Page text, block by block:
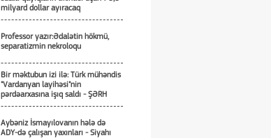
milyard dollar ayıracaq
Professor yazır:Ədalətin hökmü,
separatizmin nekroloqu
Bir məktubun izi ilə: Türk mühəndis
"Vardanyan layihəsi"nin
pərdəarxasına işıq saldı - ŞƏRH
Aybəniz İsmayılovanın hələ də
ADY-də çalışan yaxınları - Siyahı